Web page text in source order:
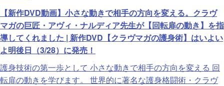
【新作DVD動画】小さな動きで相手の方向を変える。クラヴ
マガの巨匠・アヴィ・ナルディア先生が【回転扉の動き】を指
導してくれました | 新作DVD【クラヴマガの護身術】はいよい
よ明後日（3/28）に発売！
護身技術の第一歩として 小さな動きで相手の方向を変える 回
転扉の動きを学びます。 世界的に著名な護身格闘術・クラヴ